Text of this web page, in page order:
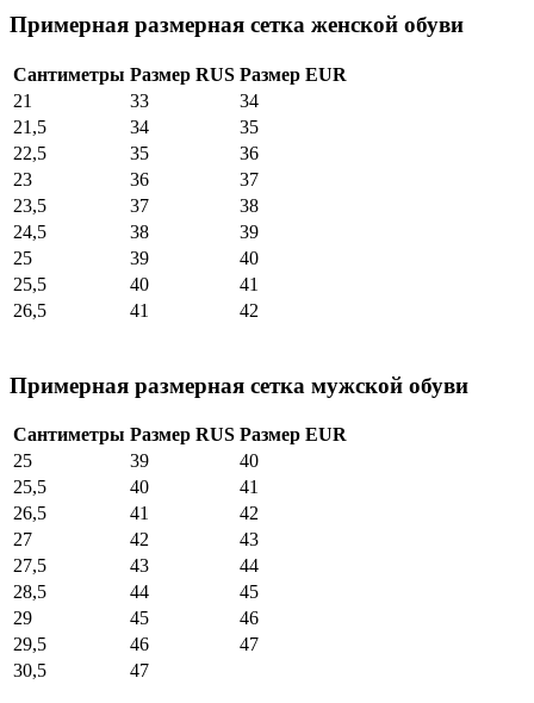
Примерная размерная сетка женской обуви
Сантиметры Размер RUS Размер EUR
21
33
34
21,5
34
35
22,5
35
36
23
36
37
23,5
37
38
24,5
38
39
25
39
40
25,5
40
41
26,5
41 42
Примерная размерная сетка мужской обуви
Сантиметры Размер RUS Размер EUR
25
39
40
25,5
40
41
26,5
41
42
27
42
43
27,5
43
44
28,5
44
45
29
45
46
29,5
46
47
30,5
47